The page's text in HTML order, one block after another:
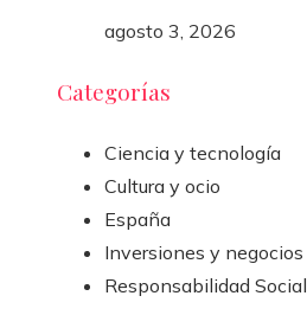
agosto 3, 2026
Categorías
Ciencia y tecnología
Cultura y ocio
España
Inversiones y negocios
Responsabilidad Social